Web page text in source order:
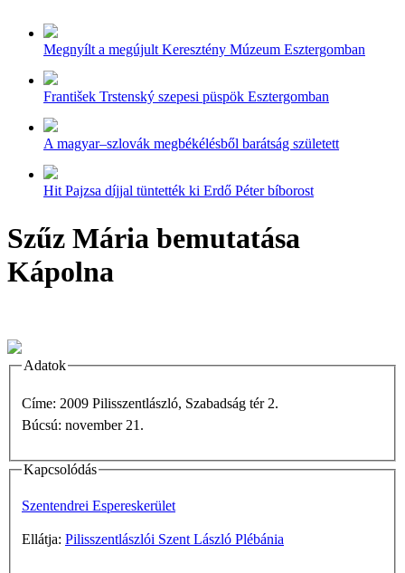
Megnyílt a megújult Keresztény Múzeum Esztergomban
František Trstenský szepesi püspök Esztergomban
A magyar–szlovák megbékélésből barátság született
Hit Pajzsa díjjal tüntették ki Erdő Péter bíborost
Szűz Mária bemutatása
Kápolna
Adatok
Címe: 2009 Pilisszentlászló, Szabadság tér 2.
Búcsú: november 21.
Kapcsolódás
Szentendrei Espereskerület
Ellátja: Pilisszentlászlói Szent László Plébánia